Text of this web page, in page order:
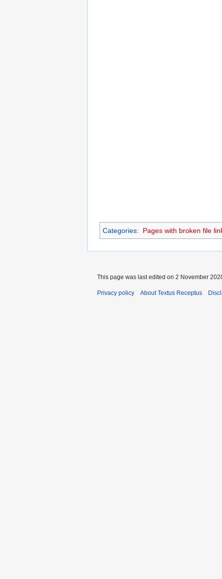
Categories: Pages with broken file
This page was last edited on 2 November
Privacy policy About Textus Receptus